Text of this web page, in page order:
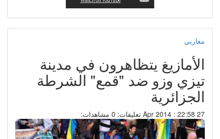
مغاربي
الأمازيغ يتظاهرون في مدينة
تيزي وزو ضد "قمع" الشرطة
الجزائرية
27 Apr 2014 : 22:58 تعليقات: 0 مشاهدات: